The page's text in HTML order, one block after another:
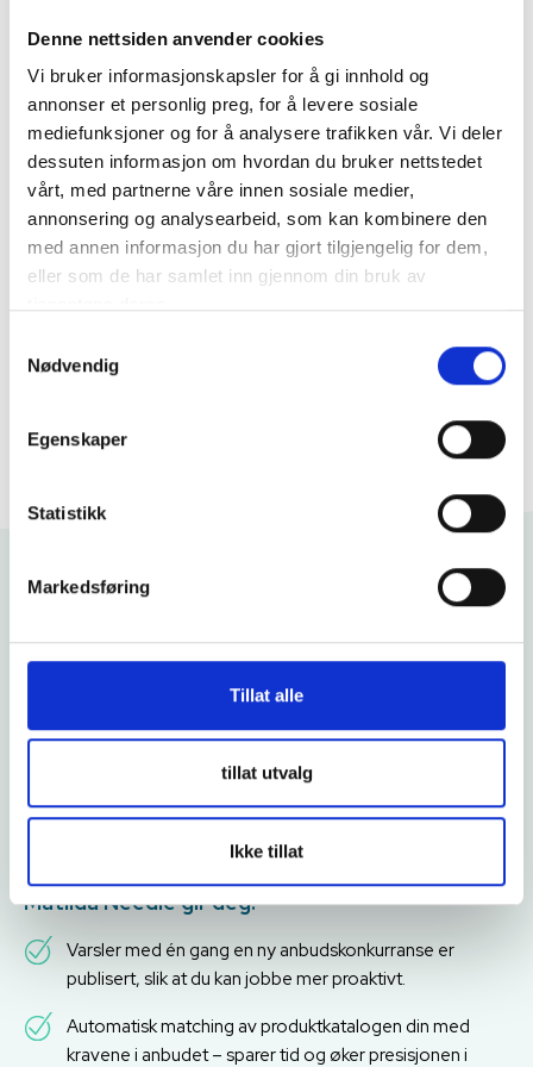
Denne nettsiden anvender cookies
Vi bruker informasjonskapsler for å gi innhold og
annonser et personlig preg, for å levere sosiale
mediefunksjoner og for å analysere trafikken vår. Vi deler
dessuten informasjon om hvordan du bruker nettstedet
vårt, med partnerne våre innen sosiale medier,
annonsering og analysearbeid, som kan kombinere den
med annen informasjon du har gjort tilgjengelig for dem,
eller som de har samlet inn gjennom din bruk av
Nødvendig
Egenskaper
Statistikk
Markedsføring
Tillat alle
tillat utvalg
Ikke tillat
Matilda IK- mat er som en usynlig
med oss i alle ledd og hjelper oss
Tuncay, produksjonssjef hos
Vinn flere kontrakter med smartere
anbud
Å forberede anbud til store matanskaffelser er dessverre
ofte tidkrevende og frustrerende – gjerne under stort
sende dokumenter frem og tilbake på e-post, eller manuelt
sammenligne krav og egenskaper på posisjonsnivå. Matilda
Needle er en smart løsning utviklet for å effektivisere
anbudsprosessen og sikre at du tilbyr riktig produkt på riktig
Matilda Needle gir deg:
Varsler med én gang en ny anbudskonkurranse er
publisert, slik at du kan jobbe mer proaktivt.
Automatisk matching av produktkatalogen din med
kravene i anbudet – sparer tid og øker presisjonen i